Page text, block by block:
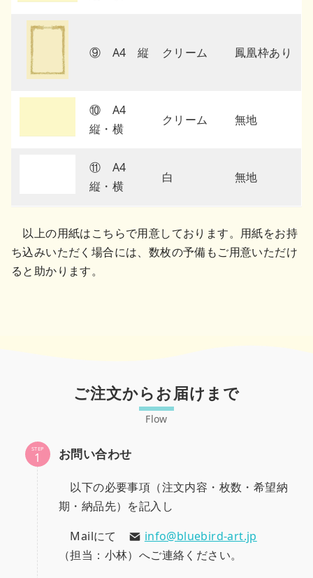
⑨ A4 縦 クリーム 鳳凰枠あり
⑩ A4
縦・横
クリーム 無地
⑪ A4
縦・横
白 無地
以上の用紙はこちらで用意しております。用紙をお持
ち込みいただく場合には、数枚の予備もご用意いただけ
ると助かります。
ご注文からお届けまで
STEP お問い合わせ
以下の必要事項（注文内容・枚数・希望納
期・納品先）を記入し
Mailにて
info@bluebird-art.jp
（担当：小林）へご連絡ください。